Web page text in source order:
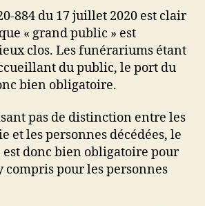
884 du 17 juillet 2020 est clair
« grand public » est
clos. Les funérariums étant
du public, le port du
bien obligatoire.
pas de distinction entre les
et les personnes décédées, le
est donc bien obligatoire pour
compris pour les personnes